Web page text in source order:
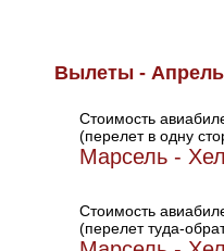
Вылеты - Апрель
Стоимость
(перелет в одну
Марсель -
Стоимость
(перелет туда-